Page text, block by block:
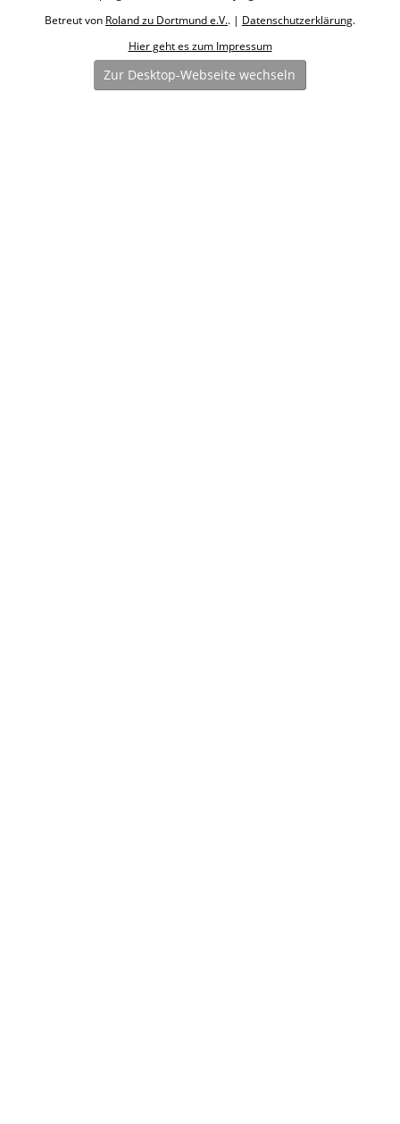
Betreut von Roland zu Dortmund e.V.. | Datenschutzerklärung.
Hier geht es zum Impressum
Zur Desktop-Webseite wechseln